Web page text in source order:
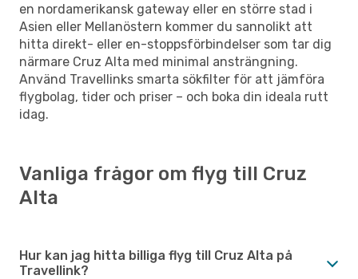
en nordamerikansk gateway eller en större stad i
Asien eller Mellanöstern kommer du sannolikt att
hitta direkt- eller en-stoppsförbindelser som tar dig
närmare Cruz Alta med minimal ansträngning.
Använd Travellinks smarta sökfilter för att jämföra
flygbolag, tider och priser – och boka din ideala rutt
idag.
Vanliga frågor om flyg till Cruz
Alta
Hur kan jag hitta billiga flyg till Cruz Alta på
Travellink?